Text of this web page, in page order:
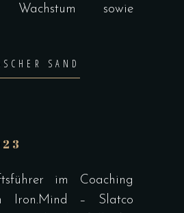
Wachstum sowie
SAND
im Coaching
Iron.Mind – Slatco